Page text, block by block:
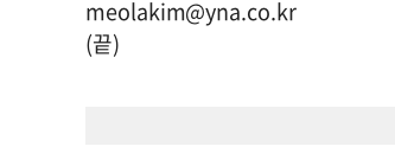
meolakim@yna.co.kr
(끝)